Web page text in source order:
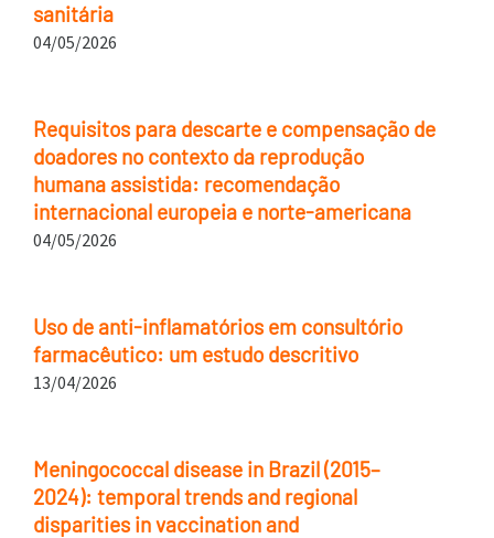
sanitária
04/05/2026
Requisitos para descarte e compensação de
doadores no contexto da reprodução
humana assistida: recomendação
internacional europeia e norte-americana
04/05/2026
Uso de anti-inflamatórios em consultório
farmacêutico: um estudo descritivo
13/04/2026
Meningococcal disease in Brazil (2015–
2024): temporal trends and regional
disparities in vaccination and